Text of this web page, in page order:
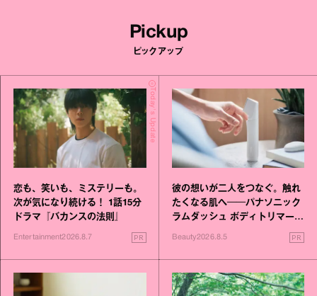
Pickup
ピックアップ
Today's Update
恋も、笑いも、ミステリーも。
次が気になり続ける！ 1話15分
ドラマ『バカンスの法則』
Entertainment2026.8.7 PR
彼の想いが二人をつなぐ。触れ
たくなる肌へ──パナソニック
ラムダッシュ ボディトリマーが
進化！
Beauty2026.8.5 PR